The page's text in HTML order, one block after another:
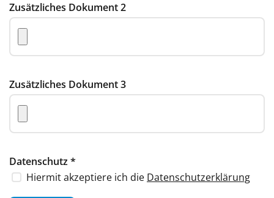
Zusätzliches Dokument 2
Zusätzliches Dokument 3
Datenschutz*
Hiermit akzeptiere ich die Datenschutzerklärung